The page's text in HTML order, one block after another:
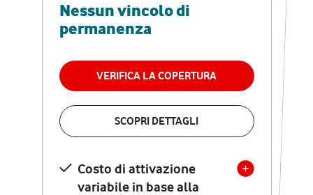
Nessun vincolo di
permanenza
VERIFICA LA COPERTURA
SCOPRI DETTAGLI
Costo di attivazione
variabile in base alla
RETE FISSA + VODAFONE CLUB
29,95€
permanenza
VERIFICA LA COPERTURA
Costo di attivazione
variabile in base alla